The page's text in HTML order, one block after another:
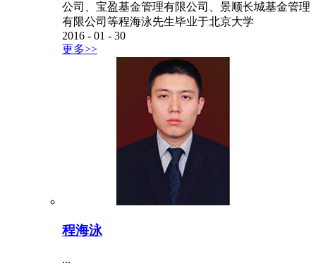
公司、宝盈基金管理有限公司、景顺长城基金管理
有限公司等程海泳先生毕业于北京大学
2016 - 01 - 30
更多>>
程海泳
...